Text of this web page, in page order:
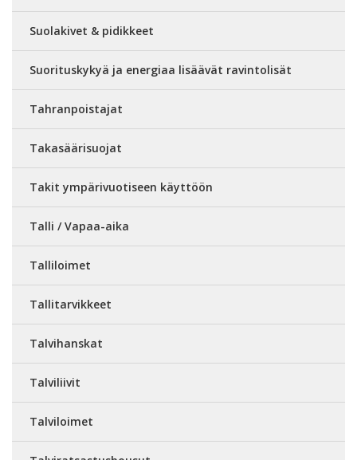
Suolakivet & pidikkeet
Suorituskykyä ja energiaa lisäävät ravintolisät
Tahranpoistajat
Takasäärisuojat
Takit ympärivuotiseen käyttöön
Talli / Vapaa-aika
Talliloimet
Tallitarvikkeet
Talvihanskat
Talviliivit
Talviloimet